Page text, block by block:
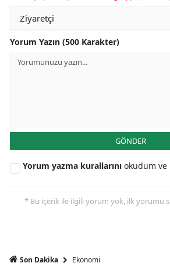
Yorum Yazın (500 Karakter)
GÖNDER
Yorum yazma kurallarını okudum
* Bu içerik ile ilgili yorum yok, ilk yorumu
Son Dakika Ekonomi